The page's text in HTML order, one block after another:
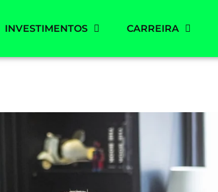
INVESTIMENTOS CARREIRA